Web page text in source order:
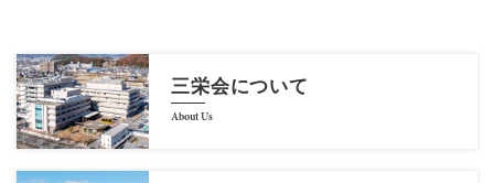
三栄会について
About Us